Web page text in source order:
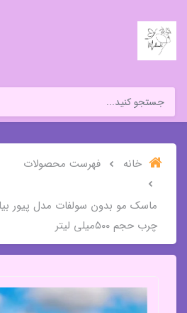
خانه فهرست محصولات
ماسک مو بدون سولفات مدل پیور
چرب حجم ۵۰۰میلی لیتر